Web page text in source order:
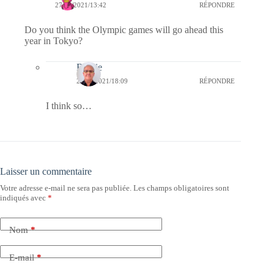
27/05/2021/13:42 RÉPONDRE
Do you think the Olympic games will go ahead this
year in Tokyo?
Bernie
27/05/2021/18:09 RÉPONDRE
I think so…
Laisser un commentaire
Votre adresse e-mail ne sera pas publiée. Les champs obligatoires sont
indiqués avec *
Nom*
E-mail*